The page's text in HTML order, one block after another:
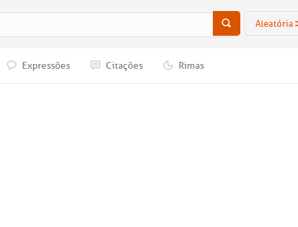
Aleatória
Expressões Citações Rimas